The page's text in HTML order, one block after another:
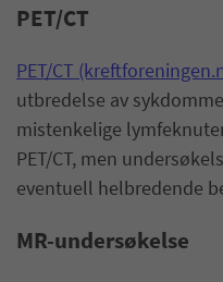
PET/CT
PET/CT
utbredelse av
mistenkelige
PET/CT, men
eventuell helbredende
MR-undersøkelse